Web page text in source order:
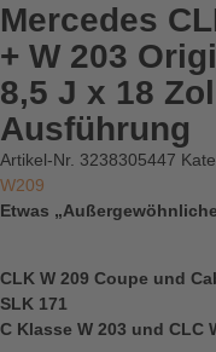
Mercedes
+ W 203
8,5 J x 18
Ausführung
Artikel-Nr. 3238305447
W209
Etwas
CLK W 209 Coupe und
SLK 171
C Klasse W 203 und CLC